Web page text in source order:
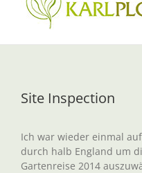
Site Inspection
Ich war wieder einmal
durch halb England um
Gartenreise 2014